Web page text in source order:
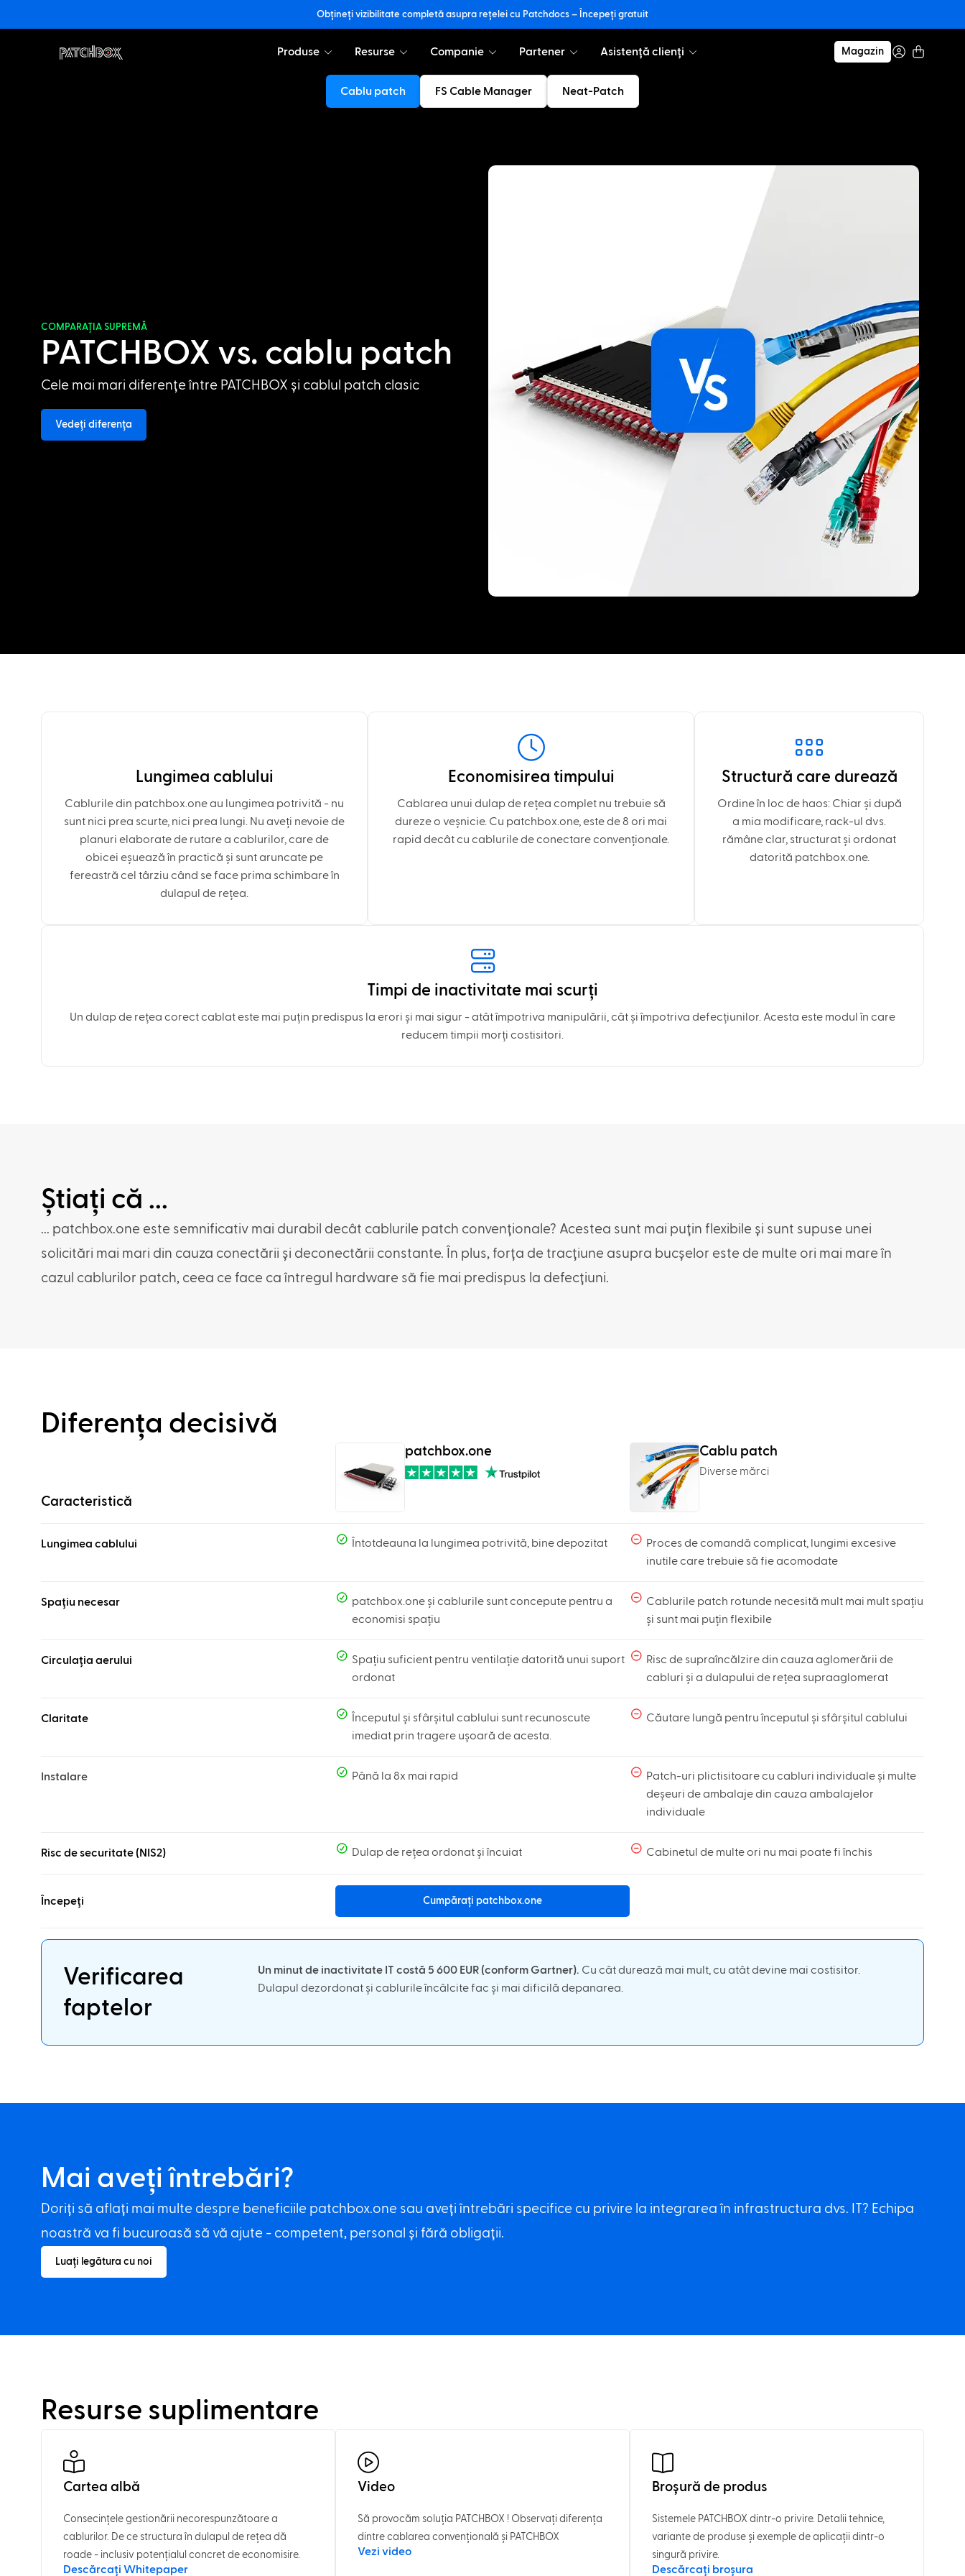
Obțineți vizibilitate completă asupra rețelei cu Patchdocs – Începeți gratuit
Produse Resurse Companie Partener Asistență clienți Magazin
Cablu patch FS Cable Manager Neat-Patch
COMPARAȚIA SUPREMĂ
PATCHBOX vs. cablu patch
Cele mai mari diferențe între PATCHBOX și cablul patch clasic
Vedeți diferența
Lungimea cablului
Cablurile din patchbox.one au lungimea potrivită - nu
sunt nici prea scurte, nici prea lungi. Nu aveți nevoie de
planuri elaborate de rutare a cablurilor, care de
obicei eșuează în practică și sunt aruncate pe
fereastră cel târziu când se face prima schimbare în
dulapul de rețea.
Economisirea timpului
Cablarea unui dulap de rețea complet nu trebuie să
dureze o veșnicie. Cu patchbox.one, este de 8 ori mai
rapid decât cu cablurile de conectare convenționale.
Structură care durează
Ordine în loc de haos: Chiar și după
a mia modificare, rack-ul dvs.
rămâne clar, structurat și ordonat
datorită patchbox.one.
Timpi de inactivitate mai scurți
Un dulap de rețea corect cablat este mai puțin predispus la erori și mai sigur - atât împotriva manipulării, cât și împotriva defecțiunilor. Acesta este modul în care
reducem timpii morți costisitori.
Știați că ...
... patchbox.one este semnificativ mai durabil decât cablurile patch convenționale? Acestea sunt mai puțin flexibile și sunt supuse unei
solicitări mai mari din cauza conectării și deconectării constante. În plus, forța de tracțiune asupra bucșelor este de multe ori mai mare în
cazul cablurilor patch, ceea ce face ca întregul hardware să fie mai predispus la defecțiuni.
Diferența decisivă
Caracteristică
patchbox.one Cablu patch
Diverse mărci
Lungimea cablului Întotdeauna la lungimea potrivită, bine depozitat
Proces de comandă complicat, lungimi excesive
inutile care trebuie să fie acomodate
Spațiu necesar
patchbox.one și cablurile sunt concepute pentru a
economisi spațiu
Cablurile patch rotunde necesită mult mai mult spațiu
și sunt mai puțin flexibile
Circulația aerului
Spațiu suficient pentru ventilație datorită unui suport
ordonat
Risc de supraîncălzire din cauza aglomerării de
cabluri și a dulapului de rețea supraaglomerat
Claritate
Începutul și sfârșitul cablului sunt recunoscute
imediat prin tragere ușoară de acesta.
Căutare lungă pentru începutul și sfârșitul cablului
Instalare Până la 8x mai rapid
Patch-uri plictisitoare cu cabluri individuale și multe
deșeuri de ambalaje din cauza ambalajelor
individuale
Risc de securitate (NIS2) Dulap de rețea ordonat și încuiat Cabinetul de multe ori nu mai poate fi închis
Începeți Cumpărați patchbox.one
Verificarea
faptelor
Un minut de inactivitate IT costă 5 600 EUR (conform Gartner). Cu cât durează mai mult, cu atât devine mai costisitor.
Dulapul dezordonat și cablurile încâlcite fac și mai dificilă depanarea.
Mai aveți întrebări?
Doriți să aflați mai multe despre beneficiile patchbox.one sau aveți întrebări specifice cu privire la integrarea în infrastructura dvs. IT? Echipa
noastră va fi bucuroasă să vă ajute - competent, personal și fără obligații.
Luați legătura cu noi
Resurse suplimentare
Cartea albă
Consecințele gestionării necorespunzătoare a
cablurilor. De ce structura în dulapul de rețea dă
roade - inclusiv potențialul concret de economisire.
Descărcați Whitepaper
Video
Să provocăm soluția PATCHBOX ! Observați diferența
dintre cablarea convențională și PATCHBOX
Vezi video
Broșură de produs
Sistemele PATCHBOX dintr-o privire. Detalii tehnice,
variante de produse și exemple de aplicații dintr-o
singură privire.
Descărcați broșura